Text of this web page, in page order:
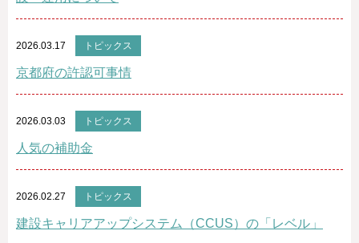
2026.03.17 トピックス
京都府の許認可事情
2026.03.03 トピックス
人気の補助金
2026.02.27 トピックス
建設キャリアアップシステム（CCUS）の「レベル」